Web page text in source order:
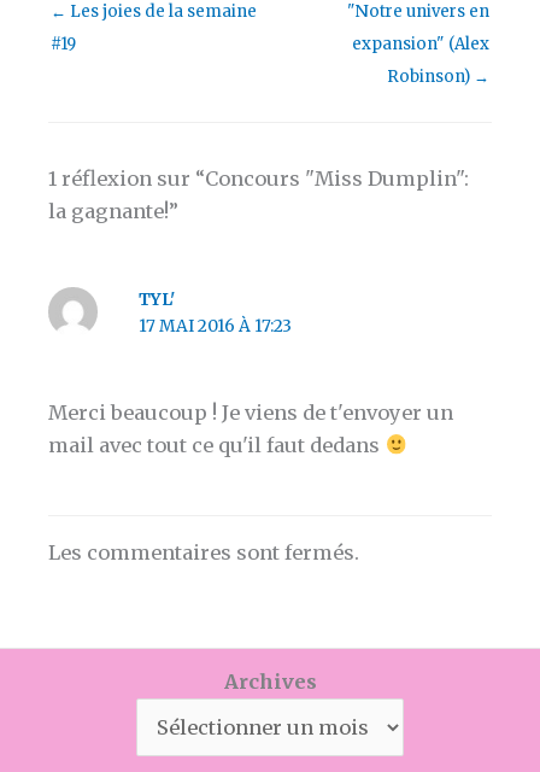
← Les joies de la semaine
#19
"Notre univers en
expansion" (Alex
Robinson) →
1 réflexion sur “Concours "Miss Dumplin":
la gagnante!”
TYL'
17 MAI 2016 À 17:23
Merci beaucoup ! Je viens de t'envoyer un
mail avec tout ce qu'il faut dedans
Les commentaires sont fermés.
Archives